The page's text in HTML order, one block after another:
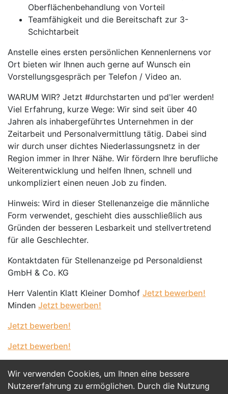
Wir verwenden Cookies, um Ihnen eine bessere
Nutzererfahrung zu ermöglichen. Durch die Nutzung
Oberflächenbehandlung von Vorteil
Teamfähigkeit und die Bereitschaft zur 3-
Schichtarbeit
Anstelle eines ersten persönlichen Kennenlernens vor
Ort bieten wir Ihnen auch gerne auf Wunsch ein
Vorstellungsgespräch per Telefon / Video an.
WARUM WIR? Jetzt #durchstarten und pd'ler werden!
Viel Erfahrung, kurze Wege: Wir sind seit über 40
Jahren als inhabergeführtes Unternehmen in der
Zeitarbeit und Personalvermittlung tätig. Dabei sind
wir durch unser dichtes Niederlassungsnetz in der
Region immer in Ihrer Nähe. Wir fördern Ihre berufliche
Weiterentwicklung und helfen Ihnen, schnell und
unkompliziert einen neuen Job zu finden.
Hinweis: Wird in dieser Stellenanzeige die männliche
Form verwendet, geschieht dies ausschließlich aus
Gründen der besseren Lesbarkeit und stellvertretend
für alle Geschlechter.
Kontaktdaten für Stellenanzeige pd Personaldienst
GmbH & Co. KG
Herr Valentin Klatt Kleiner Domhof Jetzt bewerben!
Minden Jetzt bewerben!
Jetzt bewerben!
Jetzt bewerben!
Jetzt Bewerben